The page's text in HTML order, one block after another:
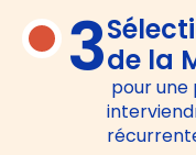
3de la
pour une